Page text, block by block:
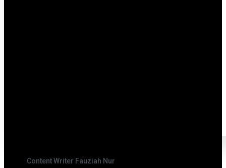
Content Writer Fauziah Nur